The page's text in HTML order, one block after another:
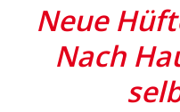
Neue
Nach